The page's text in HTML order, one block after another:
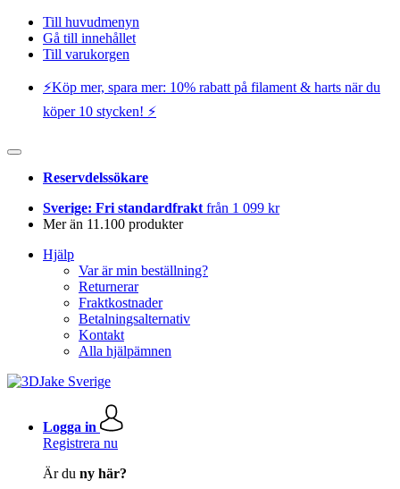
Till huvudmenyn
Gå till innehållet
Till varukorgen
⚡️Köp mer, spara mer: 10% rabatt på filament & harts när du
köper 10 stycken! ⚡️
Reservdelssökare
Sverige: Fri standardfrakt från 1 099 kr
Mer än 11.100 produkter
Hjälp
Var är min beställning?
Returnerar
Fraktkostnader
Betalningsalternativ
Kontakt
Alla hjälpämnen
Logga in
Registrera nu
Är du ny här?